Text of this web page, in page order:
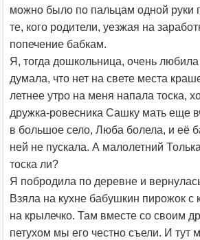
можно было по пальцам одной руки
те, кого родители, уезжая на
попечение бабкам.
Я, тогда дошкольница, очень
думала, что нет на свете места
летнее утро на меня напала тоска,
дружка-ровесника Сашку мать еще
в большое село, Люба болела, и её
ней не пускала. А малолетний
тоска ли?
Я побродила по деревне и
Взяла на кухне бабушкин пирожок с
на крылечко. Там вместе со своим
петухом мы его честно съели. И тут